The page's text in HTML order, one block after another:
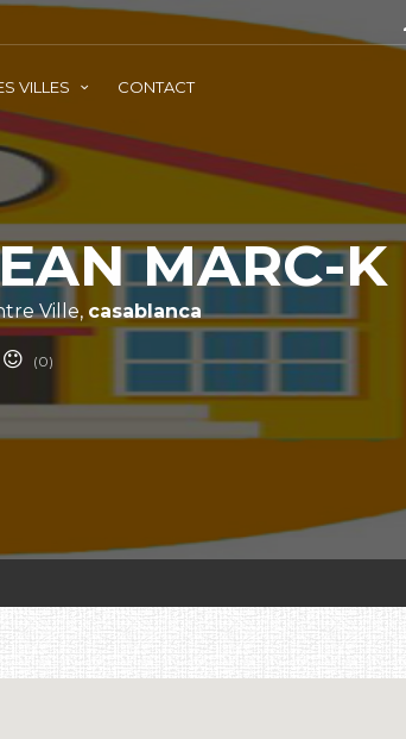
VILLES CONTACT
MARC-K
Ville, casablanca
(0)